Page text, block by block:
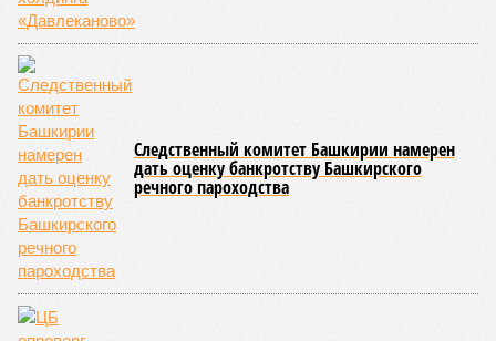
Следственный комитет Башкирии намерен
дать оценку банкротству Башкирского
речного пароходства